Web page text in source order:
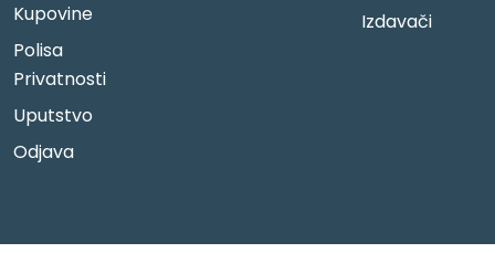
Kupovine
Polisa
Privatnosti
Uputstvo
Odjava
Izdavači